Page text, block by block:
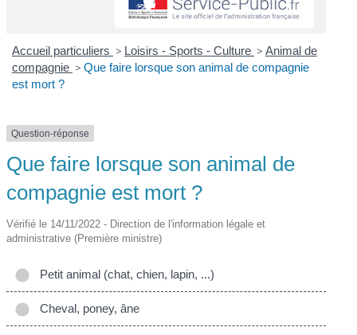
Accueil particuliers > Loisirs - Sports - Culture > Animal de
compagnie > Que faire lorsque son animal de compagnie
est mort ?
Question-réponse
Que faire lorsque son animal de
compagnie est mort ?
Vérifié le 14/11/2022 - Direction de l'information légale et
administrative (Première ministre)
Petit animal (chat, chien, lapin, ...)
Cheval, poney, âne